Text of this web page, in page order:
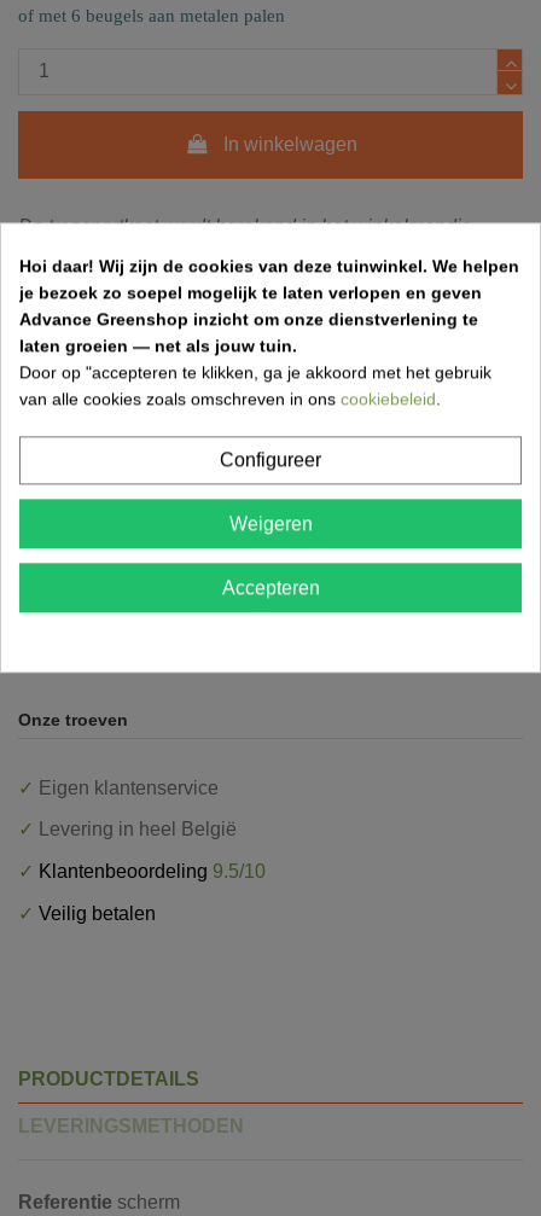
of met 6 beugels aan metalen palen
In winkelwagen
De transportkost wordt berekend in het winkelmandje
Hoe bereken ik mijn verzendingskost?
Onze troeven
✓ Eigen klantenservice
✓ Levering in heel België
✓ Klantenbeoordeling 9.5/10
✓ Veilig betalen
PRODUCTDETAILS
LEVERINGSMETHODEN
Referentie scherm
Hoi daar! Wij zijn de cookies van deze tuinwinkel. We helpen
je bezoek zo soepel mogelijk te laten verlopen en geven
Advance Greenshop inzicht om onze dienstverlening te
laten groeien — net als jouw tuin.
Door op "accepteren te klikken, ga je akkoord met het gebruik
van alle cookies zoals omschreven in ons cookiebeleid
Configureer
Weigeren
Accepteren